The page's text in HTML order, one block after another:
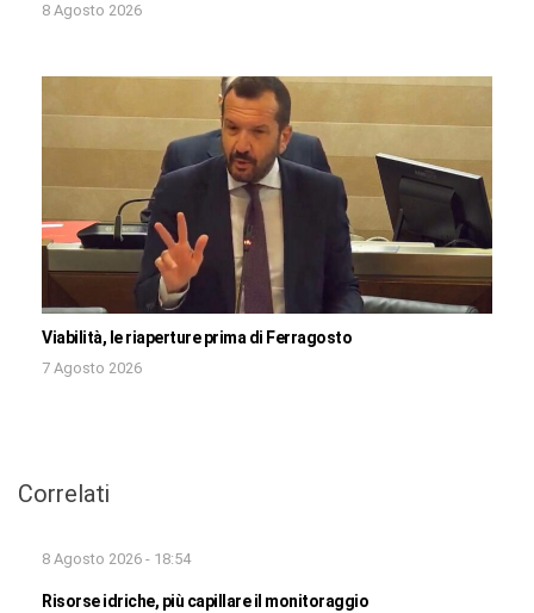
8 Agosto 2026
Viabilità, le riaperture prima di Ferragosto
7 Agosto 2026
Correlati
8 Agosto 2026 - 18:54
Risorse idriche, più capillare il monitoraggio